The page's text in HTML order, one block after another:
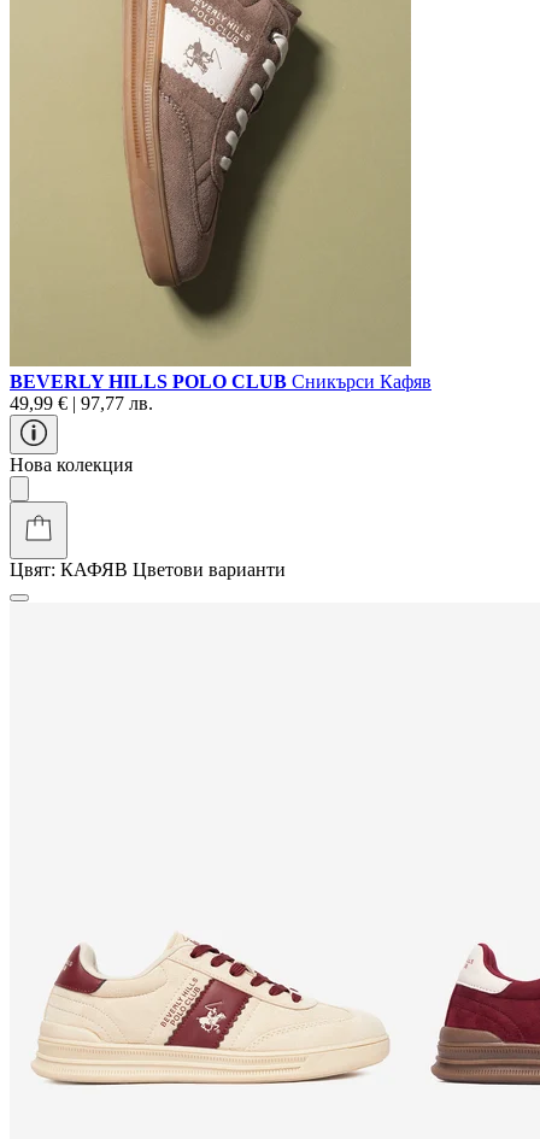
BEVERLY HILLS POLO CLUB Сникърси Кафяв
49,99 € | 97,77 лв.
Нова колекция
Цвят: КАФЯВ Цветови варианти